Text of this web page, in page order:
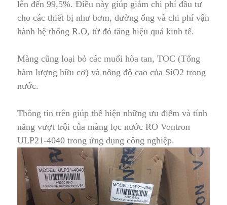
lên đến 99,5%. Điều này giúp giảm chi phí đầu tư
cho các thiết bị như bơm, đường ống và chi phí vận
hành hệ thống R.O, từ đó tăng hiệu quả kinh tế.
Màng cũng loại bỏ các muối hòa tan, TOC (Tổng
hàm lượng hữu cơ) và nồng độ cao của SiO2 trong
nước.
Thông tin trên giúp thể hiện những ưu điểm và tính
năng vượt trội của màng lọc nước RO Vontron
ULP21-4040 trong ứng dụng công nghiệp.